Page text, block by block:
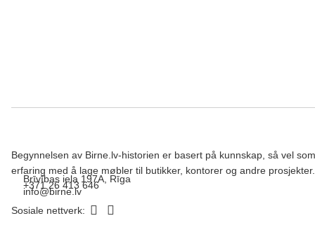
Begynnelsen av Birne.lv-historien er basert på kunnskap, så vel som
erfaring med å lage møbler til butikker, kontorer og andre prosjekter.
Brīvības iela 197A, Rīga
+371 26 413 646
info@birne.lv
Sosiale nettverk: